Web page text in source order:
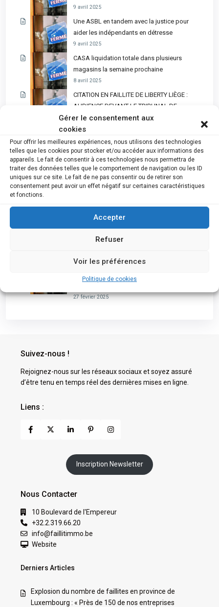
Gérer le consentement aux
cookies
Pour offrir les meilleures expériences, nous utilisons des technologies
telles que les cookies pour stocker et/ou accéder aux informations des
appareils. Le fait de consentir à ces technologies nous permettra de
traiter des données telles que le comportement de navigation ou les ID
uniques sur ce site. Le fait de ne pas consentir ou de retirer son
consentement peut avoir un effet négatif sur certaines caractéristiques
et fonctions.
Accepter
Refuser
Voir les préférences
Politique de cookies
9 avril 2025
Une ASBL en tandem avec la justice pour
aider les indépendants en détresse
9 avril 2025
CASA liquidation totale dans plusieurs
magasins la semaine prochaine
8 avril 2025
CITATION EN FAILLITE DE LIBERTY LIÈGE :
AUDIENCE DEVANT LE TRIBUNAL DE
L’ENTREPRISE LE 14 AVRIL
4 avril 2025
Faillites en cascade, banqueroute, abus de
bien sociaux… le propriétaire d’un empire
commercial en garde à vue
4 avril 2025
La chaîne CASA en faillite – 6 mars 2025
faillite ont explosé en 2024
Millésime Chocolat est en faillite : la nouvelle
patronne taïwanaise a cessé ses
27 février 2025
Suivez-nous !
Rejoignez-nous sur les réseaux sociaux et soyez assuré
d’être tenu en temps réel des dernières mises en ligne.
Liens :
Inscription Newsletter
Nous Contacter
10 Boulevard de l'Empereur
+32.2.319.66.20
info@faillitimmo.be
Website
Derniers Articles
Explosion du nombre de faillites en province de
Luxembourg : « Près de 150 de nos entreprises